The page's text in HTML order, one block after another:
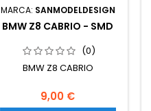
MARCA: SANMODELDESIGN
BMW Z8 CABRIO - SMD
(0)
BMW Z8 CABRIO
9,00 €